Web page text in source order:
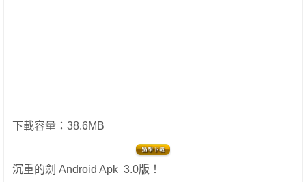
下載容量：38.6MB
沉重的劍 Android Apk 3.0版！